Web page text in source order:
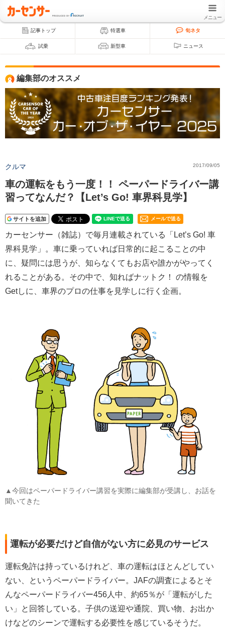
メニュー
記事トップ 特選車 旬ネタ
試乗 新型車 ニュース
編集部のオススメ
クルマ 2017/09/05
車の運転をもう一度！！ ペーパードライバー講
習ってなんだ？【Let’s Go! 車界科見学】
サイトを追加 メールで送る
カーセンサー（雑誌）で毎月連載されている「Let’s Go! 車
界科見学」。車に乗っていれば日常的に起こることの中
に、疑問には思うが、知らなくてもお店や誰かがやってく
れることがある。その中で、知ればナットク！ の情報を
Getしに、車界のプロの仕事を見学しに行く企画。
▲今回はペーパードライバー講習を実際に編集部が受講し、お話を
聞いてきた
運転が必要だけど自信がない方に必見のサービス
運転免許は持っているけれど、車の運転はほとんどしてい
ない、というペーパードライバー。JAFの調査によるとそ
んなペーパードライバー456人中、約65％が「運転がした
い」と回答している。子供の送迎や通院、買い物、お出か
けなどのシーンで運転する必要性を感じているそうだ。